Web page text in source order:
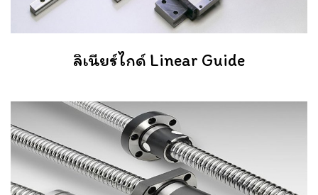
ลิเนียร์ไกด์ Linear Guide